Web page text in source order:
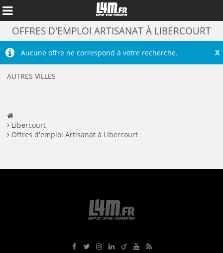
Annuler
OFFRES D'EMPLOI ARTISANAT À LIBERCOURT
X
Aucune offre ne correspond à votre recherche.
AUTRES VILLES
Libercourt
Offres d'emploi Artisanat à Libercourt